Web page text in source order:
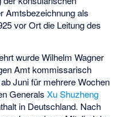
Amtsbezeichnung als
vor Ort die Leitung des
wurde Wilhelm Wagner
Amt kommissarisch
Juni für mehrere Wochen
GeneralsXu Shuzheng
in Deutschland. Nach